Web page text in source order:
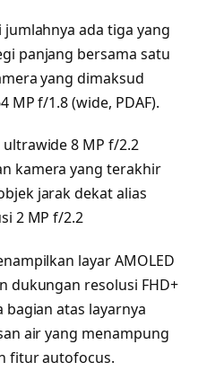
ada tiga yang
panjang bersama satu
yang dimaksud
f/1.8 (wide, PDAF).
8 MP f/2.2
kamera yang terakhir
jarak dekat alias
2 MP f/2.2
layar AMOLED
dukungan resolusi FHD+
bagian atas layarnya
air yang menampung
fitur autofocus.